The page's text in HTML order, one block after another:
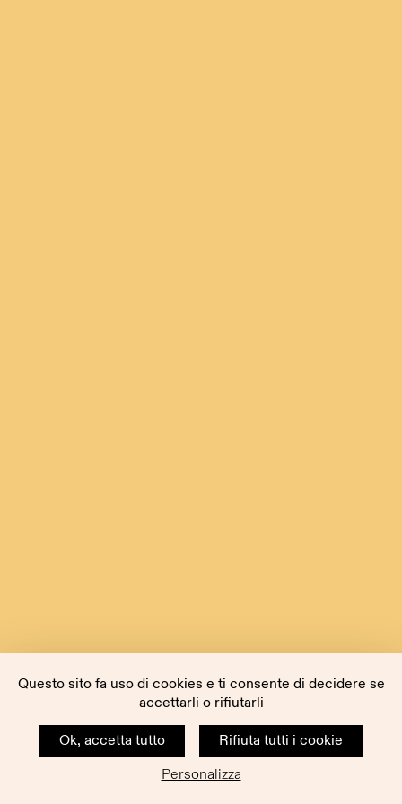
Questo sito fa uso di cookies e ti consente di decidere se
accettarli o rifiutarli
Ok, accetta tutto
Rifiuta tutti i cookie
Personalizza